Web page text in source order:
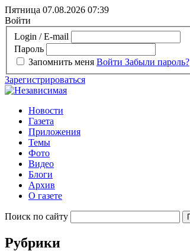
Пятница 07.08.2026 07:39
Войти
Login / E-mail
Пароль
Запомнить меня Войти Забыли пароль?
Зарегистрироваться
Новости
Газета
Приложения
Темы
Фото
Видео
Блоги
Архив
О газете
Поиск по сайту
Рубрики